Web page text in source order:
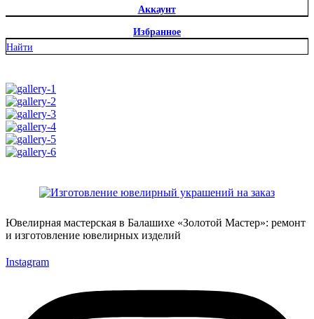
Аккаунт
Избранное
Найти
Ювелирная мастерская в Балашихе «Золотой Мастер»: ремонт
и изготовление ювелирных изделий
Instagram